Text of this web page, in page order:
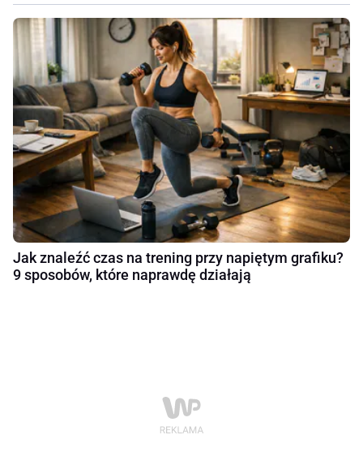
Jak znaleźć czas na trening przy napiętym grafiku?
9 sposobów, które naprawdę działają